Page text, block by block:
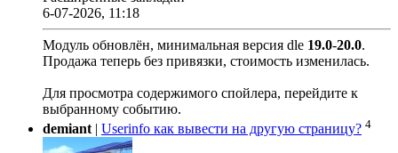
6-07-2026, 11:18
Модуль обновлён, минимальная версия dle 19.0-20.0.
Продажа теперь без привязки, стоимость изменилась.
Для просмотра содержимого спойлера, перейдите к
выбранному событию.
demiant | Userinfo как вывести на другую страницу? 4